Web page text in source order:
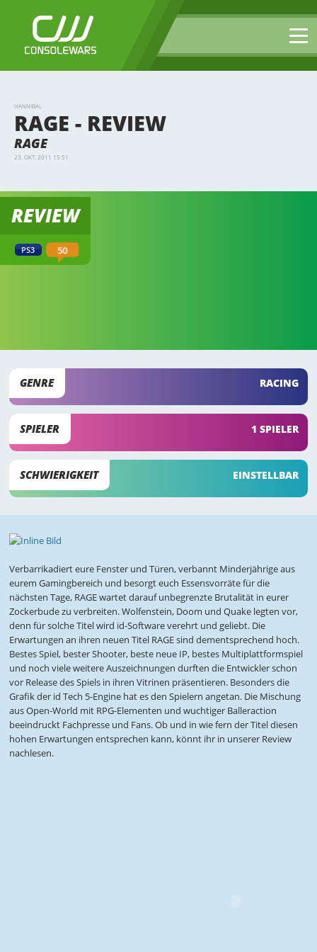
HANNIBAL
RAGE - REVIEW
RAGE
23. OKT. 2011 15:51
REVIEW
PS3 50
GENRE RACING
SPIELER 1 SPIELER
SCHWIERIGKEIT EINSTELLBAR
Verbarrikadiert eure Fenster und Türen, verbannt Minderjährige aus
eurem Gamingbereich und besorgt euch Essensvorräte für die
nächsten Tage, RAGE wartet darauf unbegrenzte Brutalität in eurer
Zockerbude zu verbreiten. Wolfenstein, Doom und Quake legten vor,
denn für solche Titel wird id-Software verehrt und geliebt. Die
Erwartungen an ihren neuen Titel RAGE sind dementsprechend hoch.
Bestes Spiel, bester Shooter, beste neue IP, bestes Multiplattformspiel
und noch viele weitere Auszeichnungen durften die Entwickler schon
vor Release des Spiels in ihren Vitrinen präsentieren. Besonders die
Grafik der id Tech 5-Engine hat es den Spielern angetan. Die Mischung
aus Open-World mit RPG-Elementen und wuchtiger Balleraction
beeindruckt Fachpresse und Fans. Ob und in wie fern der Titel diesen
hohen Erwartungen entsprechen kann, könnt ihr in unserer Review
nachlesen.